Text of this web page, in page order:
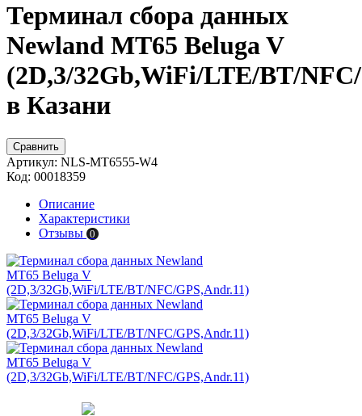
Терминал сбора данных
Newland MT65 Beluga V
(2D,3/32Gb,WiFi/LTE/BT/
в Казани
Сравнить
Артикул: NLS-MT6555-W4
Код: 00018359
Описание
Характеристики
Отзывы 0